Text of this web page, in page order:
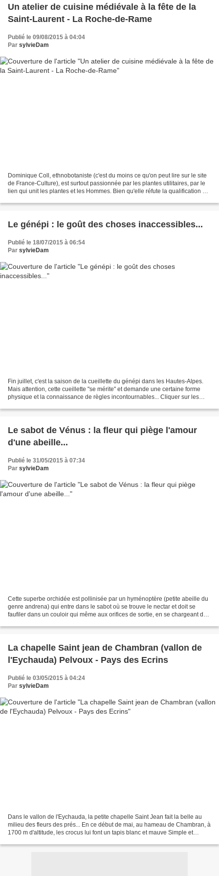
Un atelier de cuisine médiévale à la fête de la
Saint-Laurent - La Roche-de-Rame
Publié le 09/08/2015 à 04:04
Par sylvieDam
Dominique Coll, ethnobotaniste (c'est du moins ce qu'on peut lire sur le site
de France-Culture), est surtout passionnée par les plantes utilitaires, par le
lien qui unit les plantes et les Hommes. Bien qu'elle réfute la qualification de
Le génépi : le goût des choses inaccessibles...
Publié le 18/07/2015 à 06:54
Par sylvieDam
Fin juillet, c'est la saison de la cueillette du génépi dans les Hautes-Alpes.
Mais attention, cette cueillette "se mérite" et demande une certaine forme
physique et la connaissance de règles incontournables... Cliquer sur les
Le sabot de Vénus : la fleur qui piège l'amour
d'une abeille...
Publié le 31/05/2015 à 07:34
Par sylvieDam
Cette superbe orchidée est pollinisée par un hyménoptère (petite abeille du
genre andrena) qui entre dans le sabot où se trouve le nectar et doit se
faufiler dans un couloir qui même aux orifices de sortie, en se chargeant du
La chapelle Saint jean de Chambran (vallon de
l'Eychauda) Pelvoux - Pays des Ecrins
Publié le 03/05/2015 à 04:24
Par sylvieDam
Dans le vallon de l'Eychauda, la petite chapelle Saint Jean fait la belle au
milieu des fleurs des prés... En ce début de mai, au hameau de Chambran, à
1700 m d'altitude, les crocus lui font un tapis blanc et mauve Simple et